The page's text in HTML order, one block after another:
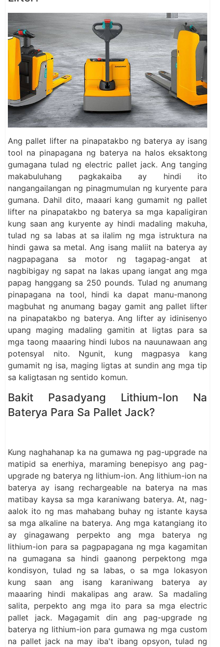
Ang pallet lifter na pinapatakbo ng baterya ay isang
tool na pinapagana ng baterya na halos eksaktong
gumagana tulad ng electric pallet jack. Ang tanging
makabuluhang pagkakaiba ay hindi ito
nangangailangan ng pinagmumulan ng kuryente para
gumana. Dahil dito, maaari kang gumamit ng pallet
lifter na pinapatakbo ng baterya sa mga kapaligiran
kung saan ang kuryente ay hindi madaling makuha,
tulad ng sa labas at sa ilalim ng mga istruktura na
hindi gawa sa metal. Ang isang maliit na baterya ay
nagpapagana sa motor ng tagapag-angat at
nagbibigay ng sapat na lakas upang iangat ang mga
papag hanggang sa 250 pounds. Tulad ng anumang
pinapagana na tool, hindi ka dapat manu-manong
magbuhat ng anumang bagay gamit ang pallet lifter
na pinapatakbo ng baterya. Ang lifter ay idinisenyo
upang maging madaling gamitin at ligtas para sa
mga taong maaaring hindi lubos na nauunawaan ang
potensyal nito. Ngunit, kung magpasya kang
gumamit ng isa, maging ligtas at sundin ang mga tip
sa kaligtasan ng sentido komun.
Bakit Pasadyang Lithium-Ion Na
Baterya Para Sa Pallet Jack?
Kung naghahanap ka na gumawa ng pag-upgrade na
matipid sa enerhiya, maraming benepisyo ang pag-
upgrade ng baterya ng lithium-ion. Ang lithium-ion na
baterya ay isang rechargeable na baterya na mas
matibay kaysa sa mga karaniwang baterya. At, nag-
aalok ito ng mas mahabang buhay ng istante kaysa
sa mga alkaline na baterya. Ang mga katangiang ito
ay ginagawang perpekto ang mga baterya ng
lithium-ion para sa pagpapagana ng mga kagamitan
na gumagana sa hindi gaanong perpektong mga
kondisyon, tulad ng sa labas, o sa mga lokasyon
kung saan ang isang karaniwang baterya ay
maaaring hindi makalipas ang araw. Sa madaling
salita, perpekto ang mga ito para sa mga electric
pallet jack. Magagamit din ang pag-upgrade ng
baterya ng lithium-ion para gumawa ng mga custom
na pallet jack na may iba't ibang opsyon, tulad ng